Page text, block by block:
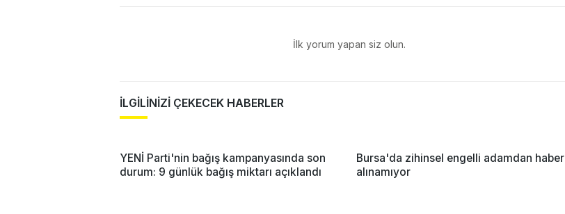
İlk yorum yapan siz olun.
İLGİLİNİZİ ÇEKECEK HABERLER
YENİ Parti'nin bağış kampanyasında son
durum: 9 günlük bağış miktarı açıklandı
Bursa'da zihinsel engelli adamdan haber
alınamıyor